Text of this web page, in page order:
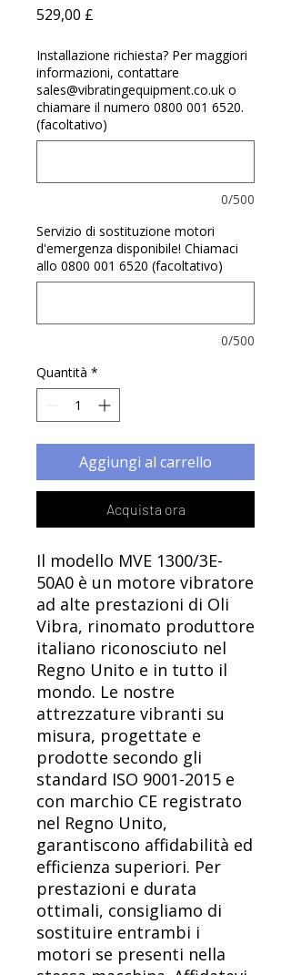
529,00 £
Installazione richiesta? Per maggiori
informazioni, contattare
sales@vibratingequipment.co.uk o
chiamare il numero 0800 001 6520.
(facoltativo)
0/500
Servizio di sostituzione motori
d'emergenza disponibile! Chiamaci
allo 0800 001 6520 (facoltativo)
0/500
Quantità *
Aggiungi al carrello
Acquista ora
Il modello MVE 1300/3E-
50A0 è un motore vibratore
ad alte prestazioni di Oli
Vibra, rinomato produttore
italiano riconosciuto nel
Regno Unito e in tutto il
mondo. Le nostre
attrezzature vibranti su
misura, progettate e
prodotte secondo gli
standard ISO 9001-2015 e
con marchio CE registrato
nel Regno Unito,
garantiscono affidabilità ed
efficienza superiori. Per
prestazioni e durata
ottimali, consigliamo di
sostituire entrambi i
motori se presenti nella